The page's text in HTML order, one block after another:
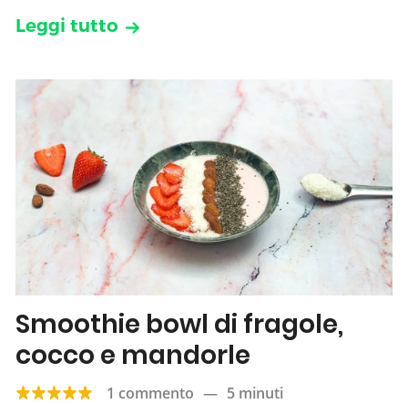
Leggi tutto
Smoothie bowl di fragole,
cocco e mandorle
1 commento — 5 minuti